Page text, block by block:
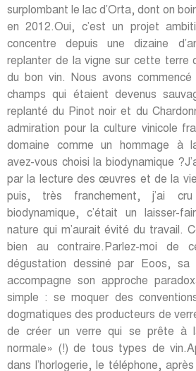
surplombant le lac d’Orta, dont on
en 2012.Oui, c’est un projet
concentre depuis une dizaine
replanter de la vigne sur cette terre
du bon vin. Nous avons
champs qui étaient devenus
replanté du Pinot noir et du
admiration pour la culture vinicole
domaine comme un hommage à
avez-vous choisi la biodynamique
par la lecture des œuvres et de la
puis, très franchement, j’ai
biodynamique, c’était un laisser-
nature qui m’aurait évité du travail.
bien au contraire.Parlez-moi de
dégustation dessiné par Eoos, sa
accompagne son approche
simple : se moquer des
dogmatiques des producteurs de
de créer un verre qui se prête à
normale» (!) de tous types de
dans l’horlogerie, le téléphone,